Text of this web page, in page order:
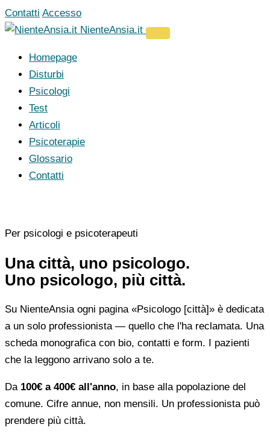
Vai
al
Contatti Accesso
NienteAnsia.it
Homepage
Disturbi
Psicologi
Test
Articoli
Psicoterapie
Glossario
Contatti
Per psicologi e psicoterapeuti
Una città, uno psicologo.
Uno psicologo, più città.
Su NienteAnsia ogni pagina «Psicologo [città]» è dedicata
a un solo professionista — quello che l'ha reclamata. Una
scheda monografica con bio, contatti e form. I pazienti
che la leggono arrivano solo a te.
Da 100€ a 400€ all'anno, in base alla popolazione del
comune. Cifre annue, non mensili. Un professionista può
prendere più città.